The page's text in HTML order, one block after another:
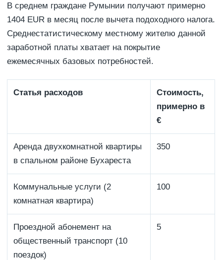
В среднем граждане Румынии получают примерно
1404 EUR в месяц после вычета подоходного налога.
Среднестатистическому местному жителю данной
заработной платы хватает на покрытие
ежемесячных базовых потребностей.
Статья расходов
Стоимость,
примерно в
€
Аренда двухкомнатной квартиры
в спальном районе Бухареста
350
Коммунальные услуги (2
комнатная квартира)
100
Проездной абонемент на
общественный транспорт (10
поездок)
5